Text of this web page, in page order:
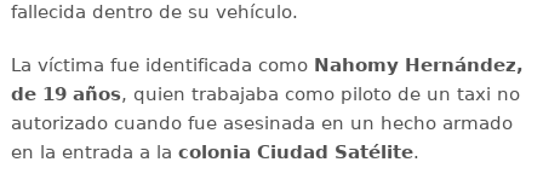
fallecida dentro de su vehículo.
La víctima fue identificada como Nahomy Hernández,
de 19 años, quien trabajaba como piloto de un taxi no
autorizado cuando fue asesinada en un hecho armado
en la entrada a la colonia Ciudad Satélite.